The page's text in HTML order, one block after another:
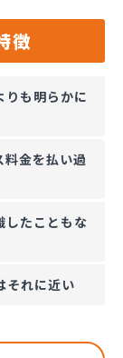
徴
りも明らかに
料金を払い過
したこともな
それに近い